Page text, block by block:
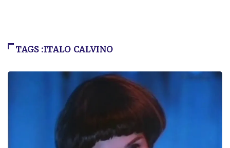
TAGS :ITALO CALVINO